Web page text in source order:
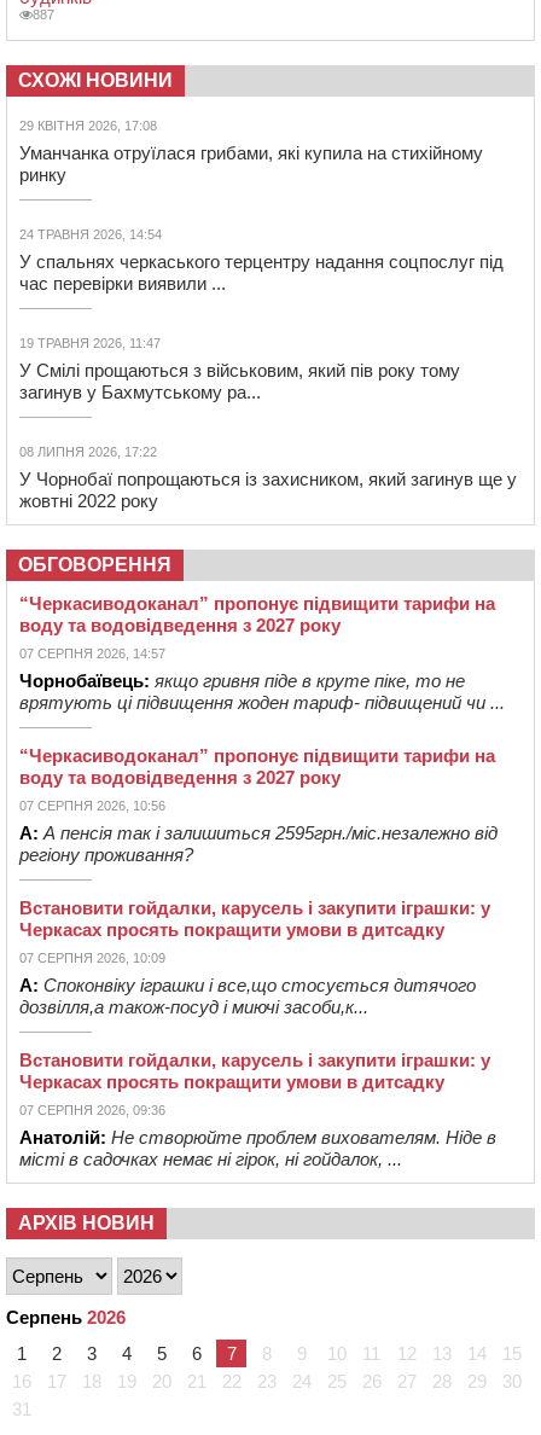
887
СХОЖІ НОВИНИ
29 КВІТНЯ 2026, 17:08
Уманчанка отруїлася грибами, які купила на стихійному
ринку
24 ТРАВНЯ 2026, 14:54
У спальнях черкаського терцентру надання соцпослуг під
час перевірки виявили ...
19 ТРАВНЯ 2026, 11:47
У Смілі прощаються з військовим, який пів року тому
загинув у Бахмутському ра...
08 ЛИПНЯ 2026, 17:22
У Чорнобаї попрощаються із захисником, який загинув ще у
жовтні 2022 року
ОБГОВОРЕННЯ
“Черкасиводоканал” пропонує підвищити тарифи на
воду та водовідведення з 2027 року
07 СЕРПНЯ 2026, 14:57
Чорнобаївець: якщо гривня піде в круте піке, то не
врятують ці підвищення жоден тариф- підвищений чи ...
“Черкасиводоканал” пропонує підвищити тарифи на
воду та водовідведення з 2027 року
07 СЕРПНЯ 2026, 10:56
А: А пенсія так і залишиться 2595грн./міс.незалежно від
регіону проживання?
Встановити гойдалки, карусель і закупити іграшки: у
Черкасах просять покращити умови в дитсадку
07 СЕРПНЯ 2026, 10:09
А: Споконвіку іграшки і все,що стосується дитячого
дозвілля,а також-посуд і миючі засоби,к...
Встановити гойдалки, карусель і закупити іграшки: у
Черкасах просять покращити умови в дитсадку
07 СЕРПНЯ 2026, 09:36
Анатолій: Не створюйте проблем вихователям. Ніде в
місті в садочках немає ні гірок, ні гойдалок, ...
АРХІВ НОВИН
Серпень 2026
1
2 3 4 5 6 7 8 9 10 11 12 13 14
15
16
17 18 19 20 21 22 23 24 25 26 27 28 29
30
31